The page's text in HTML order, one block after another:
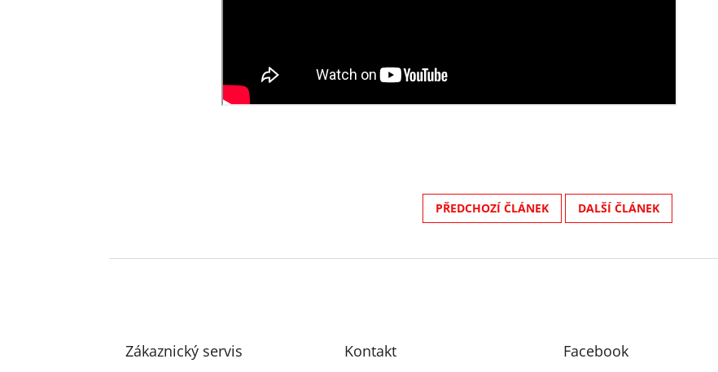
PŘEDCHOZÍ ČLÁNEK DALŠÍ ČLÁNEK
Zákaznický servis Kontakt Facebook